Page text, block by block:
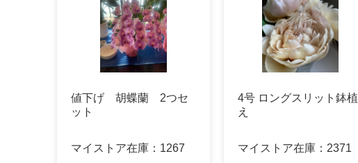
値下げ 胡蝶蘭 2つセ
ット
マイストア在庫： 1267
4号 ロングスリット鉢植
え
マイストア在庫： 2371